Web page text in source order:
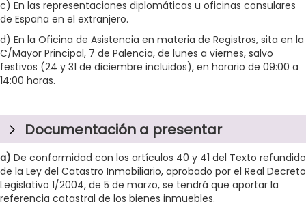
c) En las representaciones diplomáticas u oficinas consulares
de España en el extranjero.
d) En la Oficina de Asistencia en materia de Registros, sita en la
C/Mayor Principal, 7 de Palencia, de lunes a viernes, salvo
festivos (24 y 31 de diciembre incluidos), en horario de 09:00 a
14:00 horas.
Documentación a presentar
a) De conformidad con los artículos 40 y 41 del Texto refundido
de la Ley del Catastro Inmobiliario, aprobado por el Real Decreto
Legislativo 1/2004, de 5 de marzo, se tendrá que aportar la
referencia catastral de los bienes inmuebles.